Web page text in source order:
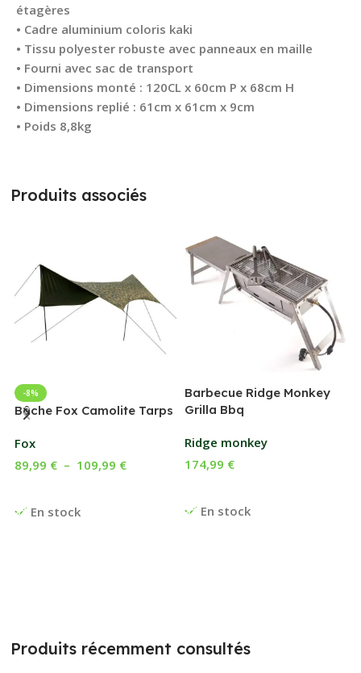
étagères
• Cadre aluminium coloris kaki
• Tissu polyester robuste avec panneaux en maille
• Fourni avec sac de transport
• Dimensions monté : 120CL x 60cm P x 68cm H
• Dimensions replié : 61cm x 61cm x 9cm
• Poids 8,8kg
Produits associés
-8%
Bâche Fox Camolite Tarps
Fox
En stock
89,99 € – 109,99 €
Barbecue Ridge Monkey
Grilla Bbq
Ridge monkey
En stock
174,99 €
Produits récemment consultés